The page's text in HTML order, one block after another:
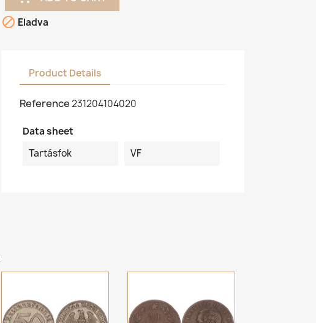
 Eladva
Product Details
Reference231204104020
Data sheet
Tartásfok
VF